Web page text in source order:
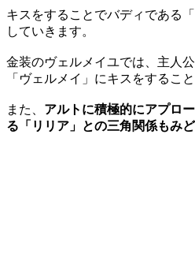
キスをすることでバディである
していきます。
金装のヴェルメイユでは、主人
「ヴェルメイ」にキスをするこ
また、 アルトに積極的にアプロ
る「リリア」との三角関係もみ